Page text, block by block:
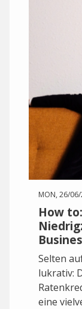
MON, 26/
How
Selten
lukrativ:
eine